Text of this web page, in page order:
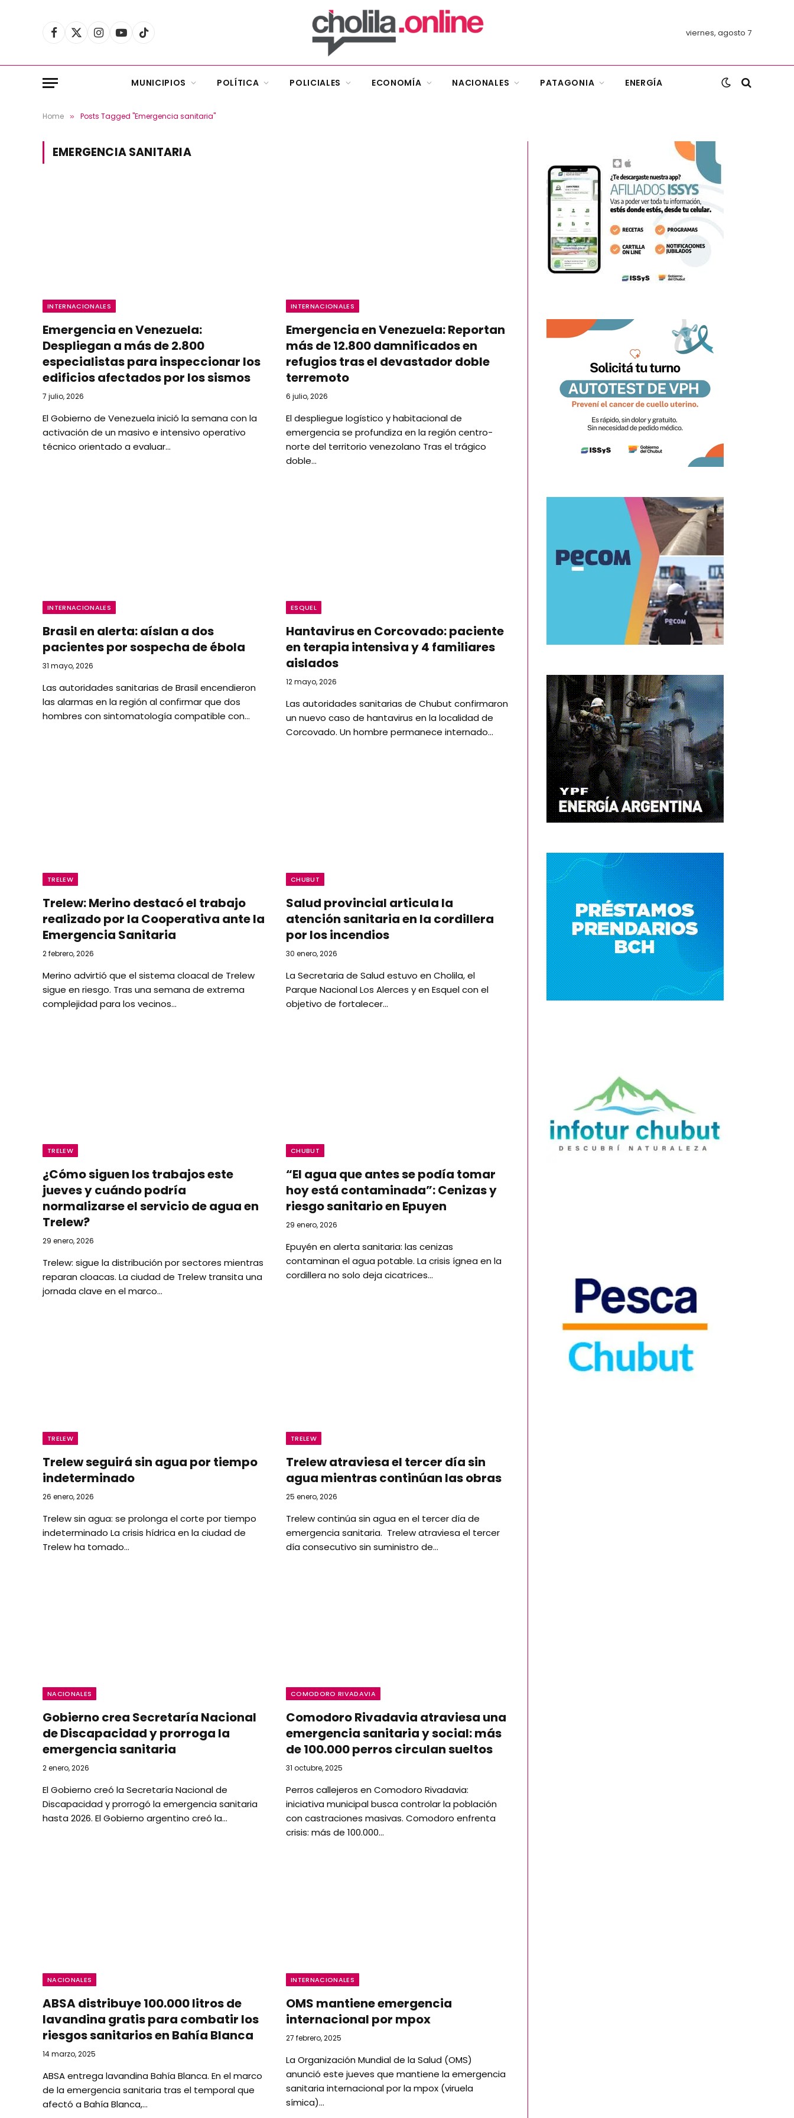
Facebook
X
Instagram
YouTubeTikTok viernes, agosto 7
MUNICIPIOS POLÍTICA POLICIALES ECONOMÍA NACIONALES PATAGONIA ENERGÍA
Home » Posts Tagged "Emergencia sanitaria"
EMERGENCIA SANITARIA
INTERNACIONALES
Emergencia en Venezuela:
Despliegan a más de 2.800
especialistas para inspeccionar los
edificios afectados por los sismos
7 julio, 2026
El Gobierno de Venezuela inició la semana con la
activación de un masivo e intensivo operativo
técnico orientado a evaluar…
INTERNACIONALES
Emergencia en Venezuela: Reportan
más de 12.800 damnificados en
refugios tras el devastador doble
terremoto
6 julio, 2026
El despliegue logístico y habitacional de
emergencia se profundiza en la región centro-
norte del territorio venezolano Tras el trágico
doble…
INTERNACIONALES
Brasil en alerta: aíslan a dos
pacientes por sospecha de ébola
31 mayo, 2026
Las autoridades sanitarias de Brasil encendieron
las alarmas en la región al conﬁrmar que dos
hombres con sintomatología compatible con…
ESQUEL
Hantavirus en Corcovado: paciente
en terapia intensiva y 4 familiares
aislados
12 mayo, 2026
Las autoridades sanitarias de Chubut confirmaron
un nuevo caso de hantavirus en la localidad de
Corcovado. Un hombre permanece internado…
TRELEW
Trelew: Merino destacó el trabajo
realizado por la Cooperativa ante la
Emergencia Sanitaria
2 febrero, 2026
Merino advirtió que el sistema cloacal de Trelew
sigue en riesgo. Tras una semana de extrema
complejidad para los vecinos…
CHUBUT
Salud provincial articula la
atención sanitaria en la cordillera
por los incendios
30 enero, 2026
La Secretaria de Salud estuvo en Cholila, el
Parque Nacional Los Alerces y en Esquel con el
objetivo de fortalecer…
TRELEW
¿Cómo siguen los trabajos este
jueves y cuándo podría
normalizarse el servicio de agua en
Trelew?
29 enero, 2026
Trelew: sigue la distribución por sectores mientras
reparan cloacas. La ciudad de Trelew transita una
jornada clave en el marco…
CHUBUT
“El agua que antes se podía tomar
hoy está contaminada”: Cenizas y
riesgo sanitario en Epuyen
29 enero, 2026
Epuyén en alerta sanitaria: las cenizas
contaminan el agua potable. La crisis ígnea en la
cordillera no solo deja cicatrices…
TRELEW
Trelew seguirá sin agua por tiempo
indeterminado
26 enero, 2026
Trelew sin agua: se prolonga el corte por tiempo
indeterminado ​La crisis hídrica en la ciudad de
Trelew ha tomado…
TRELEW
Trelew atraviesa el tercer día sin
agua mientras continúan las obras
25 enero, 2026
Trelew continúa sin agua en el tercer día de
emergencia sanitaria. Trelew atraviesa el tercer
día consecutivo sin suministro de…
NACIONALES
Gobierno crea Secretaría Nacional
de Discapacidad y prorroga la
emergencia sanitaria
2 enero, 2026
El Gobierno creó la Secretaría Nacional de
Discapacidad y prorrogó la emergencia sanitaria
hasta 2026. El Gobierno argentino creó la…
COMODORO RIVADAVIA
Comodoro Rivadavia atraviesa una
emergencia sanitaria y social: más
de 100.000 perros circulan sueltos
31 octubre, 2025
Perros callejeros en Comodoro Rivadavia:
iniciativa municipal busca controlar la población
con castraciones masivas. Comodoro enfrenta
crisis: más de 100.000…
NACIONALES
ABSA distribuye 100.000 litros de
lavandina gratis para combatir los
riesgos sanitarios en Bahía Blanca
14 marzo, 2025
ABSA entrega lavandina Bahía Blanca. En el marco
de la emergencia sanitaria tras el temporal que
afectó a Bahía Blanca,…
INTERNACIONALES
OMS mantiene emergencia
internacional por mpox
27 febrero, 2025
La Organización Mundial de la Salud (OMS)
anunció este jueves que mantiene la emergencia
sanitaria internacional por la mpox (viruela
símica)…